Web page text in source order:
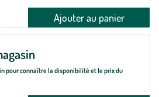
Ajouter au panier
pour connaître la disponibilité et le prix du